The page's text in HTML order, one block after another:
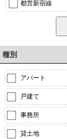
都営新宿線
種別
アパート
戸建て
事務所
貸土地